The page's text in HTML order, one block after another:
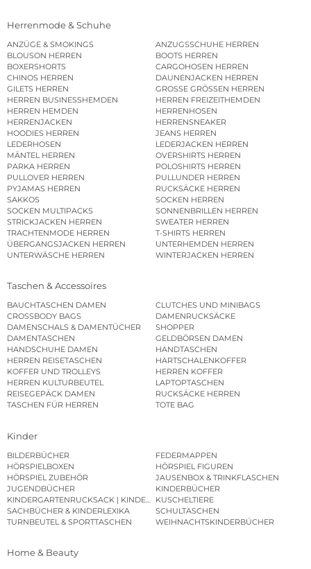
Herrenmode & Schuhe
ANZÜGE & SMOKINGS
ANZUGSSCHUHE HERREN
BLOUSON HERREN
BOOTS HERREN
BOXERSHORTS
CARGOHOSEN HERREN
CHINOS HERREN
DAUNENJACKEN HERREN
GILETS HERREN
GROSSE GRÖSSEN HERREN
HERREN BUSINESSHEMDEN
HERREN FREIZEITHEMDEN
HERREN HEMDEN
HERRENHOSEN
HERRENJACKEN
HERRENSNEAKER
HOODIES HERREN
JEANS HERREN
LEDERHOSEN
LEDERJACKEN HERREN
MÄNTEL HERREN
OVERSHIRTS HERREN
PARKA HERREN
POLOSHIRTS HERREN
PULLOVER HERREN
PULLUNDER HERREN
PYJAMAS HERREN
RUCKSÄCKE HERREN
SAKKOS
SOCKEN HERREN
SOCKEN MULTIPACKS
SONNENBRILLEN HERREN
STRICKJACKEN HERREN
SWEATER HERREN
TRACHTENMODE HERREN
T-SHIRTS HERREN
ÜBERGANGSJACKEN HERREN
UNTERHEMDEN HERREN
UNTERWÄSCHE HERREN
WINTERJACKEN HERREN
Taschen & Accessoires
BAUCHTASCHEN DAMEN
CLUTCHES UND MINIBAGS
CROSSBODY BAGS
DAMENRUCKSÄCKE
DAMENSCHALS & DAMENTÜCHER
SHOPPER
DAMENTASCHEN
GELDBÖRSEN DAMEN
HANDSCHUHE DAMEN
HANDTASCHEN
HERREN REISETASCHEN
HARTSCHALENKOFFER
KOFFER UND TROLLEYS
HERREN KOFFER
HERREN KULTURBEUTEL
LAPTOPTASCHEN
REISEGEPÄCK DAMEN
RUCKSÄCKE HERREN
TASCHEN FÜR HERREN
TOTE BAG
Kinder
BILDERBÜCHER
FEDERMAPPEN
HÖRSPIELBOXEN
HÖRSPIEL FIGUREN
HÖRSPIEL ZUBEHÖR
JAUSENBOX & TRINKFLASCHEN
JUGENDBÜCHER
KINDERBÜCHER
KINDERGARTENRUCKSACK | KINDERGARTENBEUTEL
KUSCHELTIERE
SACHBÜCHER & KINDERLEXIKA
SCHULTASCHEN
TURNBEUTEL & SPORTTASCHEN
WEIHNACHTSKINDERBÜCHER
Home & Beauty